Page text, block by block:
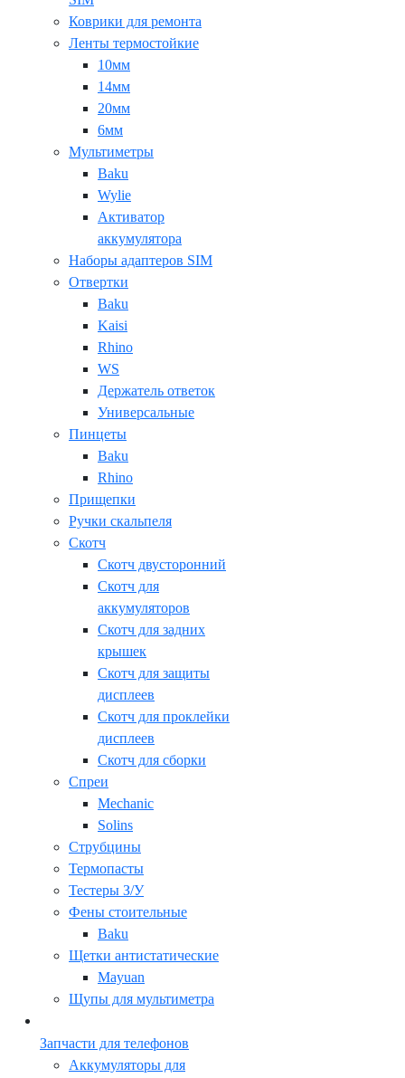
Коврики для ремонта
Ленты термостойкие
10мм
14мм
20мм
6мм
Мультиметры
Baku
Wylie
Активатор
аккумулятора
Наборы адаптеров SIM
Отвертки
Baku
Kaisi
Rhino
WS
Держатель ответок
Универсальные
Пинцеты
Baku
Rhino
Прищепки
Ручки скальпеля
Скотч
Скотч двусторонний
Скотч для
аккумуляторов
Скотч для задних
крышек
Скотч для защиты
дисплеев
Скотч для проклейки
дисплеев
Скотч для сборки
Спреи
Mechanic
Solins
Струбцины
Термопасты
Тестеры З/У
Фены стоительные
Baku
Щетки антистатические
Mayuan
Щупы для мультиметра
Запчасти для телефонов
Аккумуляторы для